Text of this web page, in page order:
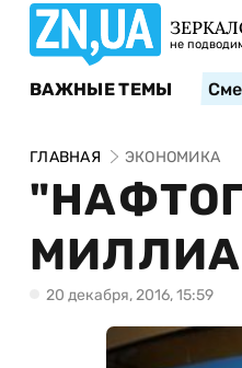
не
ВАЖНЫЕ ТЕМЫ
ГЛАВНАЯ ЭКОНОМИКА
20 декабря, 2016, 15:59